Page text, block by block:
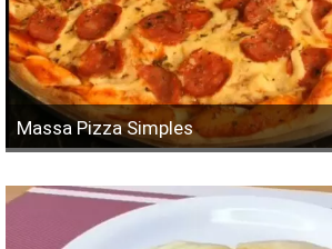
Massa Pizza Simples